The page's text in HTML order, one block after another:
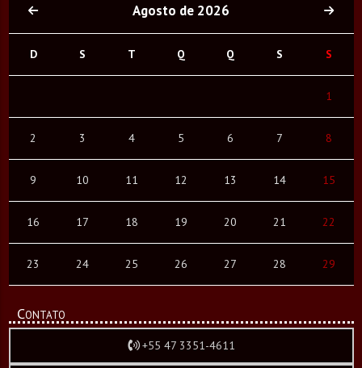
Agosto de 2026
D S T Q Q S S
1
2 3 4 5 6 7 8
9 10 11 12 13 14 15
16 17 18 19 20 21 22
23 24 25 26 27 28 29
Contato
+55 47 3351-4611